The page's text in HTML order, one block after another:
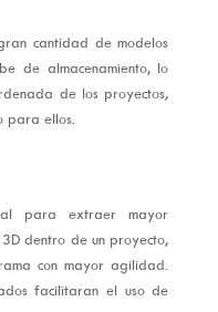
cantidad de modelos
de almacenamiento, lo
de los proyectos,
para ellos.
para extraer mayor
dentro de un proyecto,
con mayor agilidad.
facilitaran el uso de